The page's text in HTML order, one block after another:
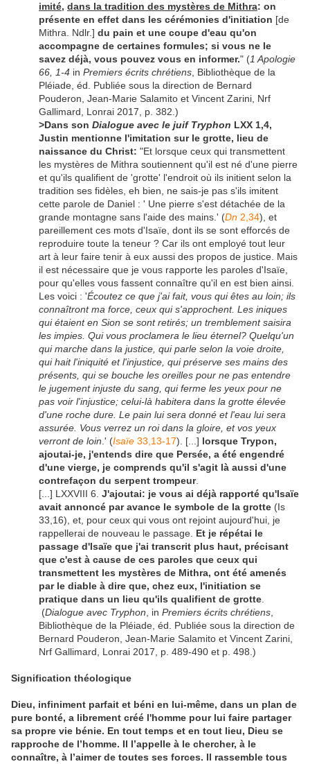
imité, dans la tradition des mystères de Mithra: on
présente en effet dans les cérémonies d'initiation [de
Mithra. Ndlr.] du pain et une coupe d'eau qu'on
accompagne de certaines formules; si vous ne le
savez déjà, vous pouvez vous en informer." (1 Apologie
66, 1-4 in Premiers écrits chrétiens , Bibliothèque de la
Pléiade, éd. Publiée sous la direction de Bernard
Pouderon, Jean-Marie Salamito et Vincent Zarini, Nrf
Gallimard, Lonrai 2017, p. 382.)
>Dans son Dialogue avec le juif Tryphon LXX 1,4,
Justin mentionne l'imitation sur le grotte, lieu de
naissance du Christ: "Et lorsque ceux qui transmettent
les mystères de Mithra soutiennent qu'il est né d'une pierre
et qu'ils qualifient de 'grotte' l'endroit où ils initient selon la
tradition ses fidèles, eh bien, ne sais-je pas s'ils imitent
cette parole de Daniel : ' Une pierre s'est détachée de la
grande montagne sans l'aide des mains.' (Dn 2,34), et
pareillement ces mots d'Isaïe, dont ils se sont efforcés de
reproduire toute la teneur ? Car ils ont employé tout leur
art à leur faire tenir à eux aussi des propos de justice. Mais
il est nécessaire que je vous rapporte les paroles d'Isaïe,
pour qu'elles vous fassent connaître qu'il en est bien ainsi.
Les voici : 'Écoutez ce que j'ai fait, vous qui êtes au loin; ils
connaîtront ma force, ceux qui s'approchent. Les iniques
qui étaient en Sion se sont retirés; un tremblement saisira
les impies. Qui vous proclamera le lieu éternel? Quelqu'un
qui marche dans la justice, qui parle selon la voie droite,
qui hait l'iniquité et l'injustice, qui préserve ses mains des
présents, qui se bouche les oreilles pour ne pas entendre
le jugement injuste du sang, qui ferme les yeux pour ne
pas voir l'injustice; celui-là habitera dans la grotte élevée
d'une roche dure. Le pain lui sera donné et l'eau lui sera
assurée. Vous verrez un roi dans la gloire, et vos yeux
verront de loin .' (Isaïe 33,13-17). [...] lorsque Trypon,
ajoutai-je, j'entends dire que Persée, a été engendré
d'une vierge, je comprends qu'il s'agit là aussi d'une
contrefaçon du serpent trompeur.
[...] LXXVIII 6. J'ajoutai: je vous ai déjà rapporté qu'Isaïe
avait annoncé par avance le symbole de la grotte (Is
33,16), et, pour ceux qui vous ont rejoint aujourd'hui, je
rappellerai de nouveau le passage. Et je répétai le
passage d'Isaïe que j'ai transcrit plus haut, précisant
que c'est à cause de ces paroles que ceux qui
transmettent les mystères de Mithra, ont été amenés
par le diable à dire que, chez eux, l'initiation se
pratique dans un lieu qu'ils qualifient de grotte
(Dialogue avec Tryphon , in Premiers écrits chrétiens
Bibliothèque de la Pléiade, éd. Publiée sous la direction de
Bernard Pouderon, Jean-Marie Salamito et Vincent Zarini,
Nrf Gallimard, Lonrai 2017, p. 489-490 et p. 498.)
Signification théologique
Dieu, infiniment parfait et béni en lui-même, dans un plan de
pure bonté, a librement créé l'homme pour lui faire partager
sa propre vie bénie. En tout temps et en tout lieu, Dieu se
rapproche de l’homme. Il l’appelle à le chercher, à le
connaître, à l’aimer de toutes ses forces. Il rassemble tous